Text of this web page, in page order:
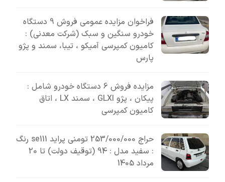
فراخوان مزایده عمومی فروش 9 دستگاه
خودرو سنگین و سبک (شرکت معدنی) :
کامیون کمپرسی آمیکو ، تیبا، سمند و پژو
پارس
مزایده فروش 6 دستگاه خودرو شامل :
پیکان ، پژو GLXI ، سمند LX ، اتاق
کامیون کمپرسی
حراج 253/000/000 تومنی پراید se111 رنگ
: سفید مدل : 94 (توقیف دولت) تا 20
مرداد 1405